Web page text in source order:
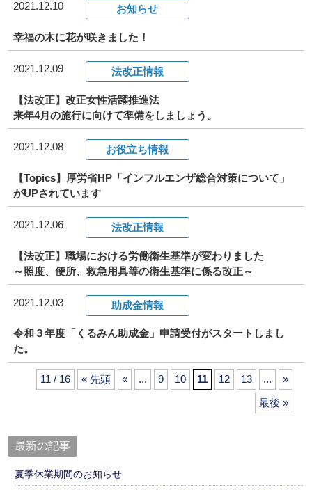
2021.12.10 お知らせ
幸福の木に花が咲きました！
2021.12.09 法改正情報
【法改正】改正女性活躍推進法
来年4月の施行に向けて準備をしましょう。
2021.12.08 お役立ち情報
【Topics】厚労省HP「インフルエンザ総合対策について」
がUPされています
2021.12.06 法改正情報
【法改正】職場における労働衛生基準が変わりました
～照度、便所、救急用具等の衛生基準に係る改正～
2021.12.03 助成金情報
令和３年度「くるみん助成金」申請受付がスタートしまし
た。
11 / 16 « 先頭 « ... 9 10 11 12 13 ... »
最後 »
最新の記事
夏季休業期間のお知らせ